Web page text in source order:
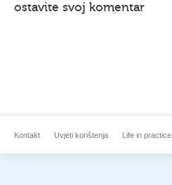
ostavite svoj komentar
Kontakt Uvjeti korištenja Life in practice